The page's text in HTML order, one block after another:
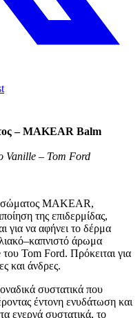
– MAKEAR Balm
Vanille – Tom Ford
σώματος MAKEAR,
της επιδερμίδας,
για να αφήνει το δέρμα
άρωμα
Tom Ford. Πρόκειται για
και άνδρες.
συστατικά που
έντονη ενυδάτωση και
ενεργά συστατικά, το